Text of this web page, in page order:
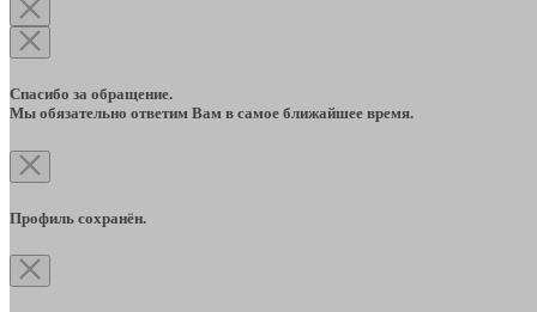
Спасибо за обращение.
Мы обязательно ответим Вам в самое ближайшее время.
Профиль сохранён.